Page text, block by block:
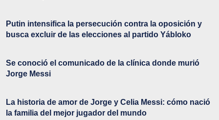
Putin intensifica la persecución contra la oposición y
busca excluir de las elecciones al partido Yábloko
Se conoció el comunicado de la clínica donde murió
Jorge Messi
La historia de amor de Jorge y Celia Messi: cómo nació
la familia del mejor jugador del mundo